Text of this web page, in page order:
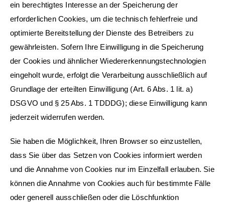
ein berechtigtes Interesse an der Speicherung der
erforderlichen Cookies, um die technisch fehlerfreie und
optimierte Bereitstellung der Dienste des Betreibers zu
gewährleisten. Sofern Ihre Einwilligung in die Speicherung
der Cookies und ähnlicher Wiedererkennungstechnologien
eingeholt wurde, erfolgt die Verarbeitung ausschließlich auf
Grundlage der erteilten Einwilligung (Art. 6 Abs. 1 lit. a)
DSGVO und § 25 Abs. 1 TDDDG); diese Einwilligung kann
jederzeit widerrufen werden.
Sie haben die Möglichkeit, Ihren Browser so einzustellen,
dass Sie über das Setzen von Cookies informiert werden
und die Annahme von Cookies nur im Einzelfall erlauben. Sie
können die Annahme von Cookies auch für bestimmte Fälle
oder generell ausschließen oder die Löschfunktion